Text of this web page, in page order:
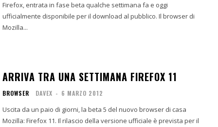
Firefox, entrata in fase beta qualche settimana fa e oggi
ufficialmente disponibile per il download al pubblico. Il browser di
Mozilla...
ARRIVA TRA UNA SETTIMANA FIREFOX 11
BROWSER DAVEX - 6 MARZO 2012
Uscita da un paio di giorni, la beta 5 del nuovo browser di casa
Mozilla: Firefox 11. Il rilascio della versione ufficiale è prevista per il